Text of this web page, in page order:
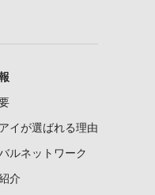
イが選ばれる理由
ルネットワーク
介